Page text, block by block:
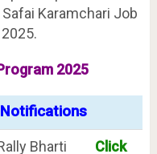
Karamchari Job
2025
Bharti
Click